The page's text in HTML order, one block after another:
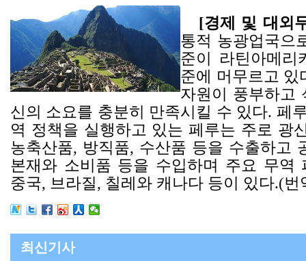
[경제 및 대외
통적 농광업국으
준이 라틴아메리
준에 머무르고 있
자원이 풍부하고
신의 소요를 충분히 만족시킬 수 있다. 페
역 정책을 실행하고 있는 페루는 주로 광
농축산품, 방직품, 수산품 등을 수출하고
본재와 소비품 등을 수입하며 주요 무역
중국, 브라질, 칠레와 캐나다 등이 있다.(번
최신기사